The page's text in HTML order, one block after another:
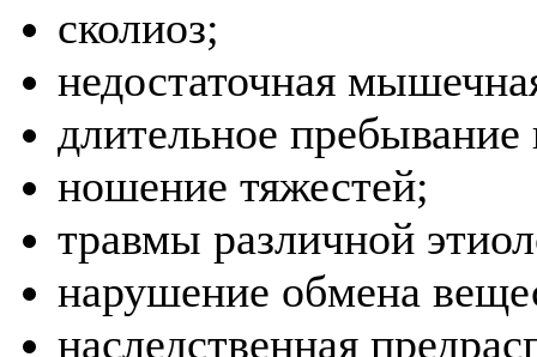
сколиоз;
недостаточная
длительное
ношение тяжестей;
травмы различной
нарушение обмена
наследственная